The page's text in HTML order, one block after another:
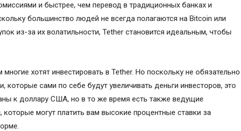
и быстрее, чем перевод в традиционных банках и
большинство людей не всегда полагаются на Bitcoin или
из-за их волатильности, Tether становится идеальным, чтобы
хотят инвестировать в Tether. Но поскольку не обязательно
которые сами по себе будут увеличивать деньги инвесторов, это
к доллару США, но в то же время есть также ведущие
могут платить вам высокие процентные ставки за